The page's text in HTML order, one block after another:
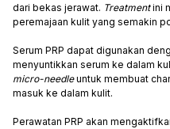
dari bekas jerawat. Treatmentini
peremajaan kulit yang semakin
Serum PRP dapat digunakan
menyuntikkan serum ke dalam
micro-needleuntuk membuat
masuk ke dalam kulit.
Perawatan PRP akan